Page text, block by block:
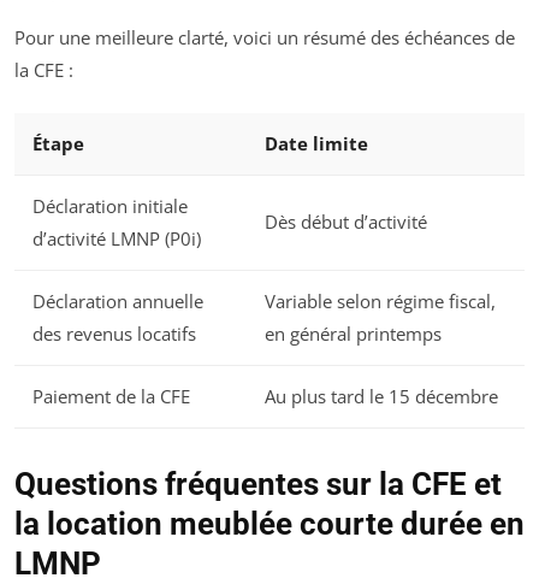
Pour une meilleure clarté, voici un résumé des échéances de
la CFE :
Étape Date limite
Déclaration initiale
d’activité LMNP (P0i)
Dès début d’activité
Déclaration annuelle
des revenus locatifs
Variable selon régime fiscal,
en général printemps
Paiement de la CFE Au plus tard le 15 décembre
Questions fréquentes sur la CFE et
la location meublée courte durée en
LMNP